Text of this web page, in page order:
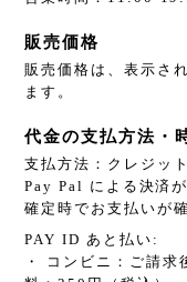
販売価格
販売価格は、表示さ
ます。
代金の支払方法・
支払方法：クレジッ
Pay Pal による決済
確定時でお支払いが
PAY ID あと払い:
・ コンビニ：ご請